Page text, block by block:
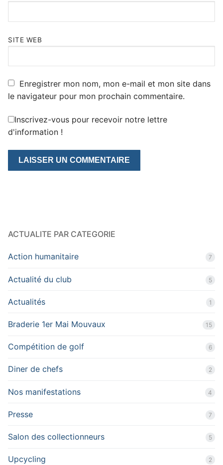
SITE WEB
Enregistrer mon nom, mon e-mail et mon site dans
le navigateur pour mon prochain commentaire.
Inscrivez-vous pour recevoir notre lettre
d'information !
ACTUALITE PAR CATEGORIE
Action humanitaire 7
Actualité du club 5
Actualités 1
Braderie 1er Mai Mouvaux 15
Compétition de golf 6
Diner de chefs 2
Nos manifestations 4
Presse 7
Salon des collectionneurs 5
Upcycling 2